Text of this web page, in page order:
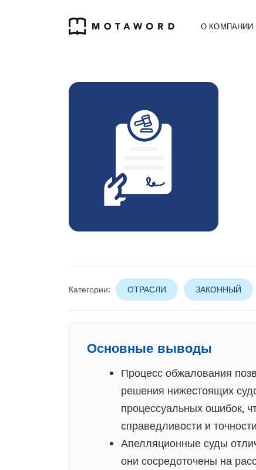
О КОМПАНИИ
Категории: ОТРАСЛИ ЗАКОННЫЙ
Основные выводы
Процесс обжалования
решения нижестоящих
процессуальных ошибок,
справедливости и
Апелляционные суды
они сосредоточены на